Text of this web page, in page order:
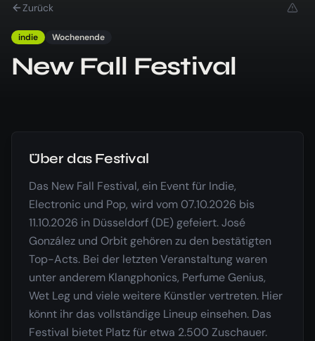
Zurück
indie Wochenende
New Fall Festival
Über das Festival
Das New Fall Festival, ein Event für Indie,
Electronic und Pop, wird vom 07.10.2026 bis
11.10.2026 in Düsseldorf (DE) gefeiert. José
González und Orbit gehören zu den bestätigten
Top-Acts. Bei der letzten Veranstaltung waren
unter anderem Klangphonics, Perfume Genius,
Wet Leg und viele weitere Künstler vertreten. Hier
könnt ihr das vollständige Lineup einsehen. Das
Festival bietet Platz für etwa 2.500 Zuschauer.